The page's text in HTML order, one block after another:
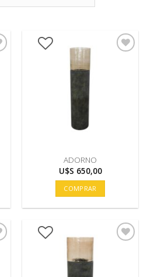
ADORNO
U$S 650,00
COMPRAR